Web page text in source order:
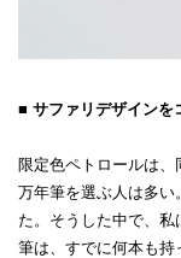
■ サファリデザインを
限定色ペトロールは、
万年筆を選ぶ人は多
た。そうした中で、
筆は、すでに何本も持